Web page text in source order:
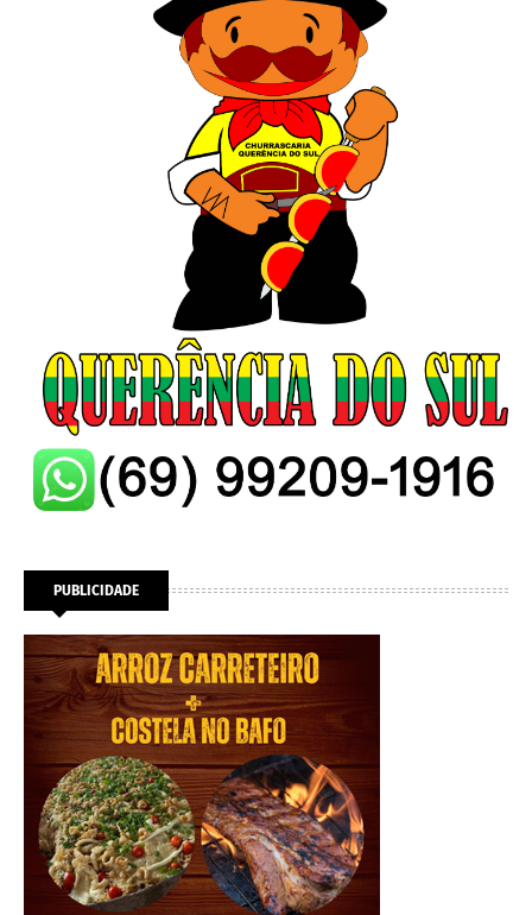
PUBLICIDADE